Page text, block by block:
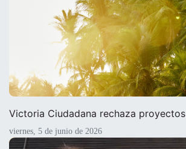
Victoria Ciudadana rechaza
viernes, 5 de junio de 2026